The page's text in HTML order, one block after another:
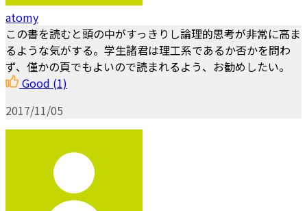
atomy
この書を読むと頭の中がすっきりし論理的思考が非常に高ま
るような気がする。学生諸君は理工系であるか否かを問わ
ず、僅かの頁でもよいので読まれるよう、お勧めしたい。
Good (1)
2017/11/05